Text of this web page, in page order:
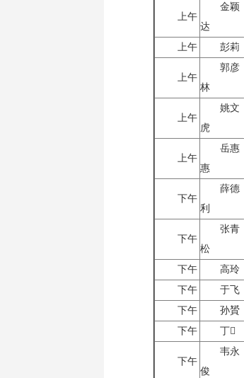
上午
金颖
达
上午 彭莉
上午
郭彦
林
上午
姚文
虎
上午
岳惠
惠
下午
薛德
利
下午
张青
松
下午 高玲
下午
于飞
下午
孙贇
下午
丁
下午
韦永
俊